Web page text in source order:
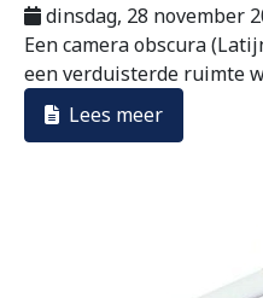
dinsdag, 28 november
Een camera obscura
een verduisterde ruimte
Lees meer